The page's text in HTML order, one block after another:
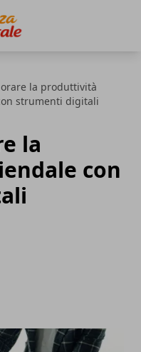
la produttività
strumenti digitali
la
con